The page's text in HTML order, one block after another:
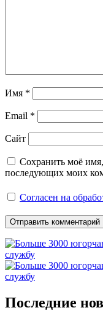
Имя *
Email *
Сайт
Сохранить моё имя,
последующих моих
Согласен на
Последние